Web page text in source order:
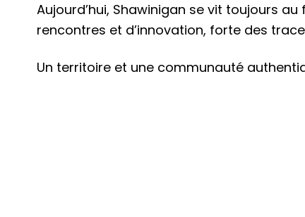
Aujourd’hui, Shawinigan se vit toujours
rencontres et d’innovation, forte des
Un territoire et une communauté